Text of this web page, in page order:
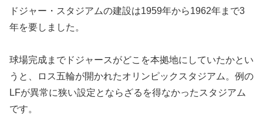
ドジャー・スタジアムの建設は1959年から1962年まで3
年を要しました。
球場完成までドジャースがどこを本拠地にしていたかとい
うと、ロス五輪が開かれたオリンピックスタジアム。例の
LFが異常に狭い設定とならざるを得なかったスタジアム
です。